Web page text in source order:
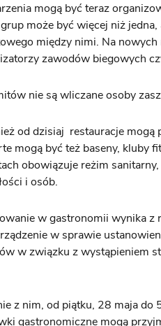
mogą być teraz
może być więcej niż
między nimi. Na
zawodów biegowych
nie są wliczane osoby
od dzisiaj restauracje
mogą być też baseny, kluby
obowiązuje reżim
i osób.
w gastronomii wynika z
w sprawie
w związku z wystąpieniem
z nim, od piątku, 28 maja do
gastronomiczne mogą